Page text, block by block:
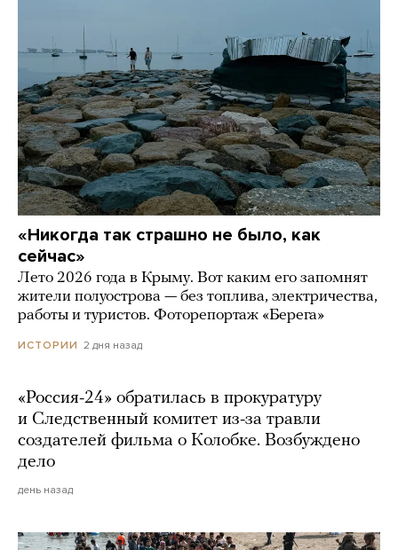
«Никогда так страшно не было, как
сейчас»
Лето 2026 года в Крыму. Вот каким его запомнят
жители полуострова — без топлива, электричества,
работы и туристов. Фоторепортаж «Берега»
ИСТОРИИ 2 дня назад
«Россия-24» обратилась в прокуратуру
и Следственный комитет из-за травли
создателей фильма о Колобке. Возбуждено
дело
день назад